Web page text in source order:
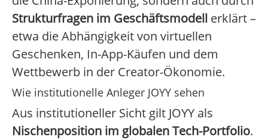
Strukturfragen im Geschäftsmodell erklärt –
etwa die Abhängigkeit von virtuellen
Geschenken, In-App-Käufen und dem
Wettbewerb in der Creator-Ökonomie.
Wie institutionelle Anleger JOYY sehen
Aus institutioneller Sicht gilt JOYY als
Nischenposition im globalen Tech-Portfolio.